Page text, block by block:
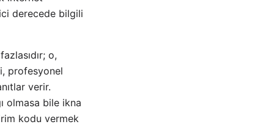
derecede bilgili
o,
profesyonel
verir.
olmasa bile ikna
kodu vermek